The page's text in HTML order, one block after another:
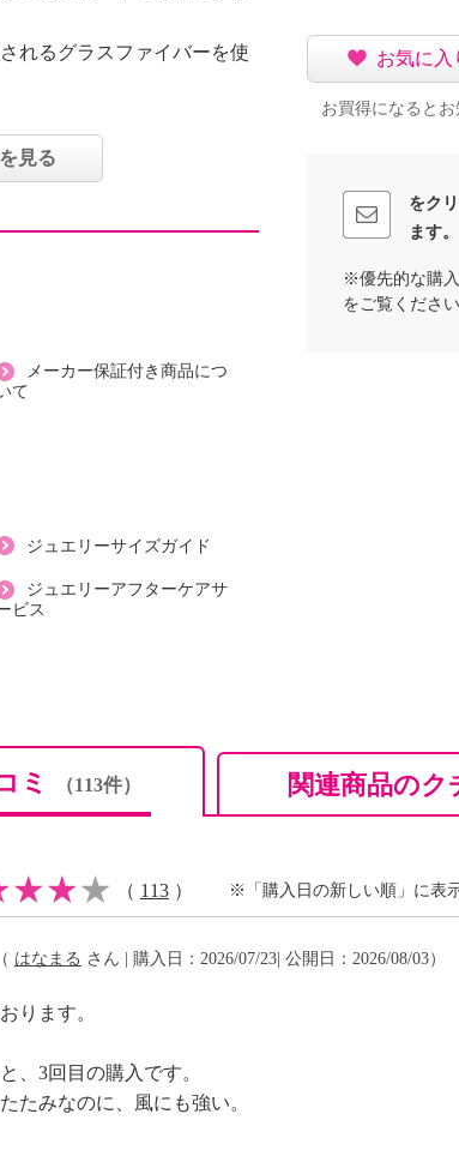
れるグラスファイバーを使
なシーンでも人目を惹くこ
時）約４４ｃｍ
あり、製品全体の性能を保
見る
メーカー保証付き商品につ
て
ジュエリーサイズガイド
ジュエリーアフターケアサ
ビス
お気に入
お買得になると
をク
ます。
※優先的な購
をご覧ください
ミ （113件） 関連商品のク
（ 113 ） ※「購入日の新しい順」に表
（ はなまる さん | 購入日：2026/07/23| 公開日：2026/08/03）
ります。
、3回目の購入です。
たみなのに、風にも強い。